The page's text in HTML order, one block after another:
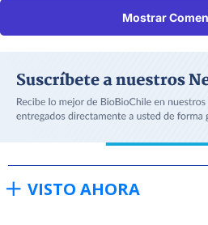
Mostrar
VISTO AHORA